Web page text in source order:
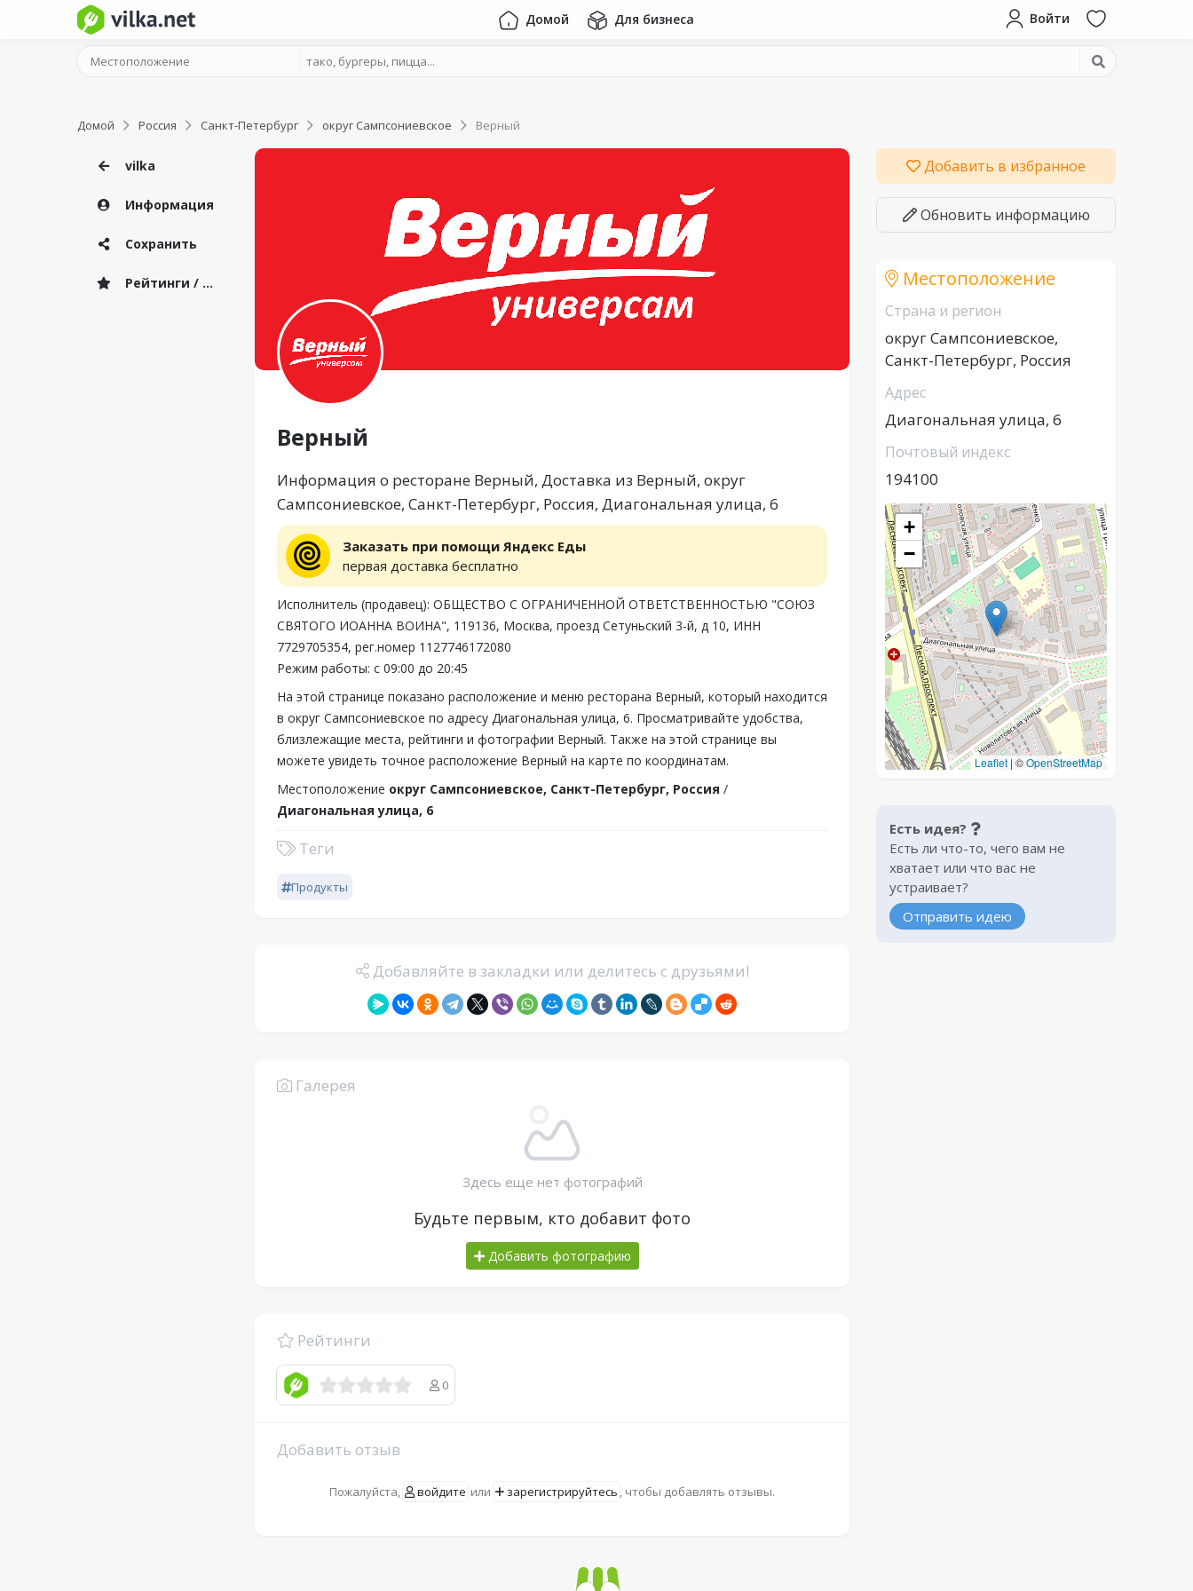
Домой Для бизнеса Войти
Домой Россия Санкт-Петербург округ Сампсониевское Верный
vilka
Информация
Сохранить
Рейтинги / Отзывы
Верный
Информация о ресторане Верный, Доставка из Верный, округ
Сампсониевское, Санкт-Петербург, Россия, Диагональная улица, 6
Заказать при помощи Яндекс Еды
первая доставка бесплатно
Исполнитель (продавец): ОБЩЕСТВО С ОГРАНИЧЕННОЙ ОТВЕТСТВЕННОСТЬЮ "СОЮЗ
СВЯТОГО ИОАННА ВОИНА", 119136, Москва, проезд Сетуньский 3-й, д 10, ИНН
7729705354, рег.номер 1127746172080
Режим работы: с 09:00 до 20:45
На этой странице показано расположение и меню ресторана Верный, который находится
в округ Сампсониевское по адресу Диагональная улица, 6. Просматривайте удобства,
близлежащие места, рейтинги и фотографии Верный. Также на этой странице вы
можете увидеть точное расположение Верный на карте по координатам.
Местоположение округ Сампсониевское, Санкт-Петербург, Россия /
Диагональная улица, 6
Теги
Продукты
Добавляйте в закладки или делитесь с друзьями!
Галерея
Здесь еще нет фотографий
Будьте первым, кто добавит фото
Добавить фотографию
Рейтинги
0
Добавить отзыв
Пожалуйста, войдите или зарегистрируйтесь , чтобы добавлять отзывы.
Добавить в избранное
Обновить информацию
Местоположение
Страна и регион
округ Сампсониевское,
Санкт-Петербург, Россия
Адрес
Диагональная улица, 6
Почтовый индекс
194100
+
−
Leaflet | ©OpenStreetMap
Есть идея?
Есть ли что-то, чего вам не
хватает или что вас не
устраивает?
Отправить идею